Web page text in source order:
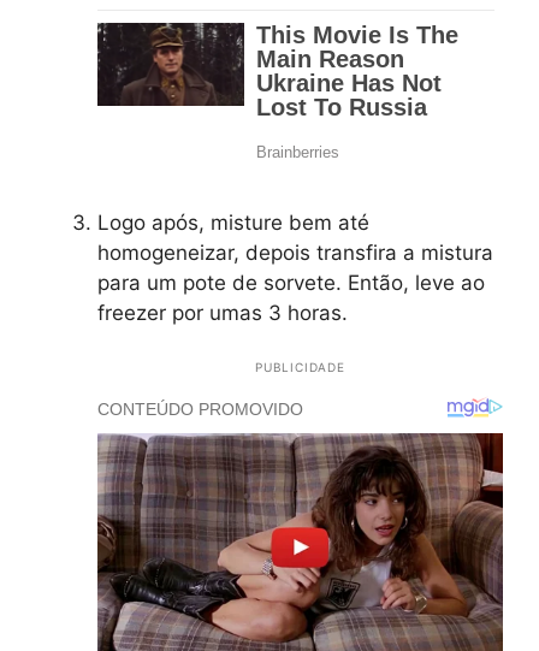
Logo após, misture bem até
homogeneizar, depois transfira a mistura
para um pote de sorvete. Então, leve ao
freezer por umas 3 horas.
PUBLICIDADE